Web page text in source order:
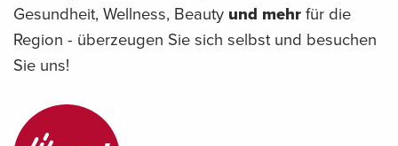
Gesundheit, Wellness, Beauty und mehrfür die
Region - überzeugen Sie sich selbst und besuchen
Sie uns!